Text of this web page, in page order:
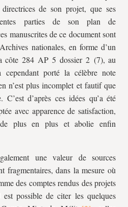
de son projet, que ses
parties de son plan de
manuscrites de ce document sont
nationales, en forme d’un
côte 284 AP 5 dossier 2 (7), au
cependant porté la célèbre note
n’est plus incomplet et fautif que
d’après ces idées qu’a été
avec apparence de satisfaction,
de plus en plus et abolie enfin
une valeur de sources
fragmentaires, dans la mesure où
des comptes rendus des projets
possible de citer les quelques